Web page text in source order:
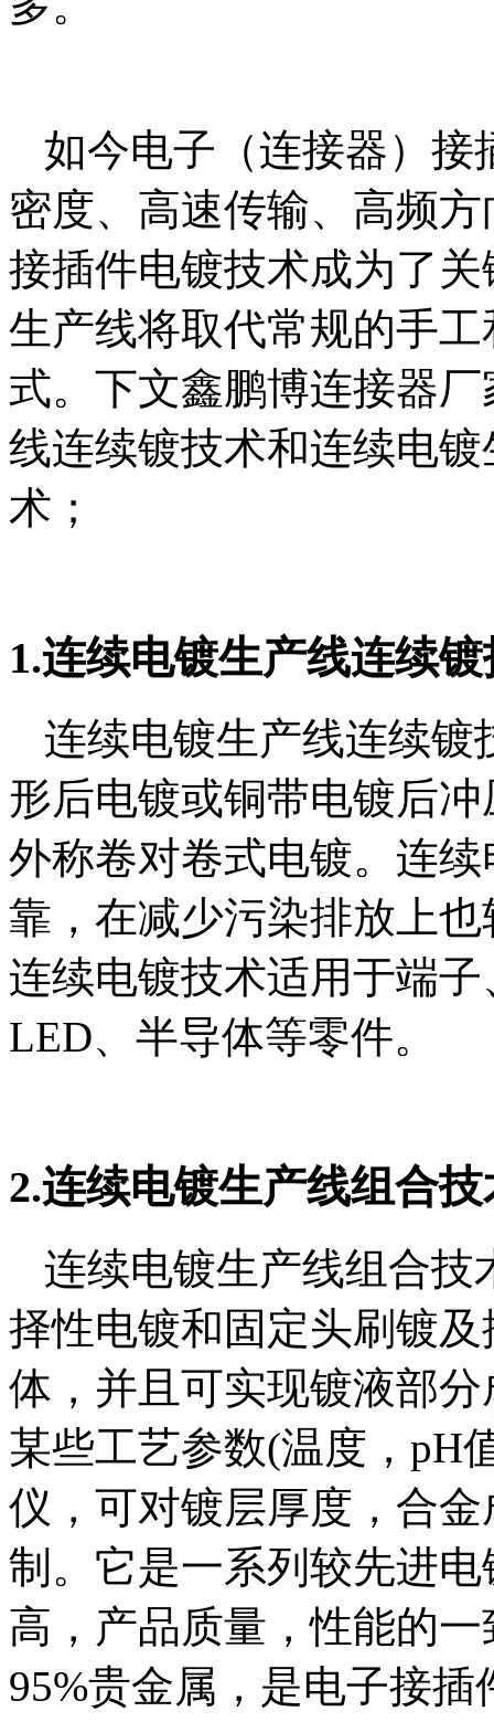
如今电子（连接器）接
密度、高速传输、高频
接插件电镀技术成为了
生产线将取代常规的手
式。下文鑫鹏博连接器
线连续镀技术和连续电
术；
1.连续电镀生产线连续
连续电镀生产线连续镀
形后电镀或铜带电镀后
外称卷对卷式电镀。连
靠，在减少污染排放上
连续电镀技术适用于端
LED、半导体等零件。
2.连续电镀生产线组合
连续电镀生产线组合技
择性电镀和固定头刷镀
体，并且可实现镀液部
某些工艺参数(温度，pH
仪，可对镀层厚度，合
制。它是一系列较先进
高，产品质量，性能的
95%贵金属，是电子接